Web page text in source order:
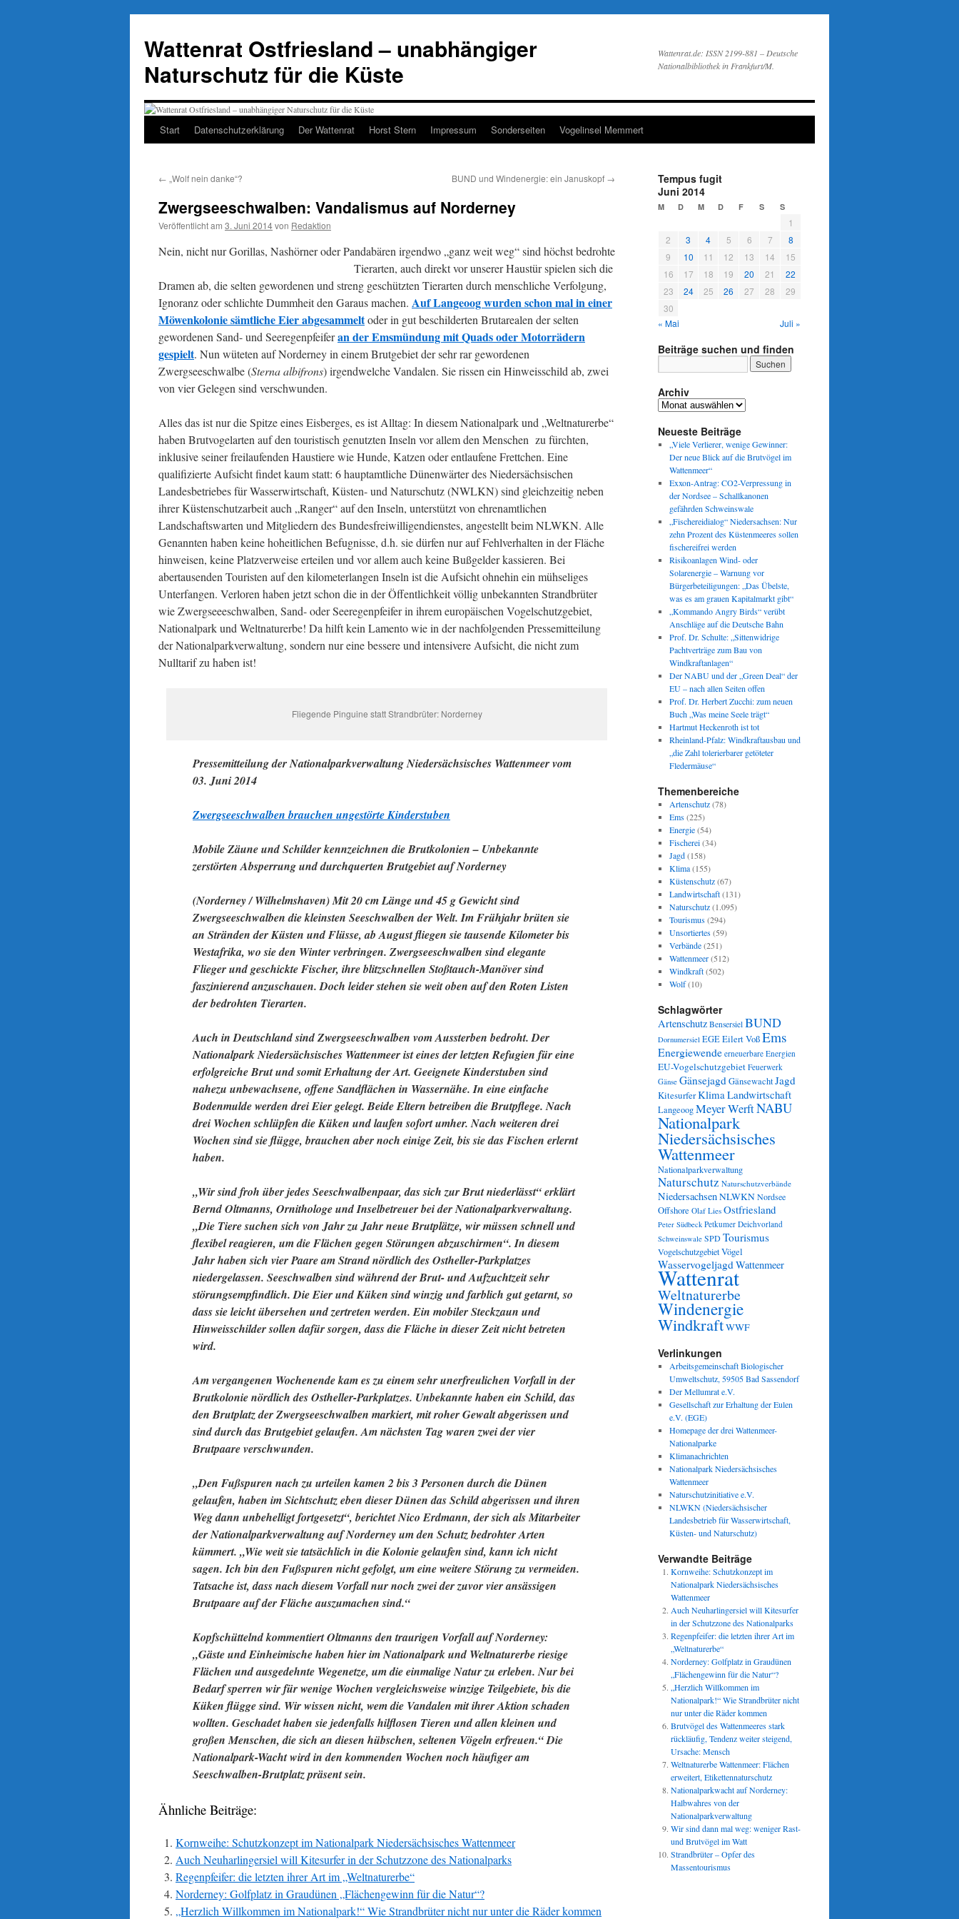
springen
Wattenrat Ostfriesland – unabhängiger
Naturschutz für die Küste
Wattenrat.de: ISSN 2199-881 – Deutsche
Nationalbibliothek in Frankfurt/M.
Start Datenschutzerklärung Der Wattenrat Horst Stern Impressum Sonderseiten Vogelinsel Memmert
← „Wolf nein danke“? BUND und Windenergie: ein Januskopf →
Zwergseeschwalben: Vandalismus auf Norderney
Veröffentlicht am 3. Juni 2014von Redaktion
Nein, nicht nur Gorillas, Nashörner oder Pandabären irgendwo „ganz weit weg“ sind höchst bedrohte
Tierarten, auch direkt vor unserer Haustür spielen sich die
Dramen ab, die selten gewordenen und streng geschützten Tierarten durch menschliche Verfolgung,
Ignoranz oder schlichte Dummheit den Garaus machen. Auf Langeoog wurden schon mal in einer
Möwenkolonie sämtliche Eier abgesammeltoder in gut beschilderten Brutarealen der selten
gewordenen Sand- und Seeregenpfeiferan der Emsmündung mit Quads oder Motorrädern
gespielt. Nun wüteten auf Norderney in einem Brutgebiet der sehr rar gewordenen
Zwergseeschwalbe (Sterna albifrons) irgendwelche Vandalen. Sie rissen ein Hinweisschild ab, zwei
von vier Gelegen sind verschwunden.
Alles das ist nur die Spitze eines Eisberges, es ist Alltag: In diesem Nationalpark und „Weltnaturerbe“
haben Brutvogelarten auf den touristisch genutzten Inseln vor allem den Menschen zu fürchten,
inklusive seiner freilaufenden Haustiere wie Hunde, Katzen oder entlaufene Frettchen. Eine
qualifizierte Aufsicht findet kaum statt: 6 hauptamtliche Dünenwärter des Niedersächsischen
Landesbetriebes für Wasserwirtschaft, Küsten- und Naturschutz (NWLKN) sind gleichzeitig neben
ihrer Küstenschutzarbeit auch „Ranger“ auf den Inseln, unterstützt von ehrenamtlichen
Landschaftswarten und Mitgliedern des Bundesfreiwilligendienstes, angestellt beim NLWKN. Alle
Genannten haben keine hoheitlichen Befugnisse, d.h. sie dürfen nur auf Fehlverhalten in der Fläche
hinweisen, keine Platzverweise erteilen und vor allem auch keine Bußgelder kassieren. Bei
abertausenden Touristen auf den kilometerlangen Inseln ist die Aufsicht ohnehin ein mühseliges
Unterfangen. Verloren haben jetzt schon die in der Öffentlichkeit völlig unbekannten Strandbrüter
wie Zwergseeeschwalben, Sand- oder Seeregenpfeifer in ihrem europäischen Vogelschutzgebiet,
Nationalpark und Weltnaturerbe! Da hilft kein Lamento wie in der nachfolgenden Pressemitteilung
der Nationalparkverwaltung, sondern nur eine bessere und intensivere Aufsicht, die nicht zum
Nulltarif zu haben ist!
Fliegende Pinguine statt Strandbrüter: Norderney
Pressemitteilung der Nationalparkverwaltung Niedersächsisches Wattenmeer vom
03. Juni 2014
Zwergseeschwalben brauchen ungestörte Kinderstuben
Mobile Zäune und Schilder kennzeichnen die Brutkolonien – Unbekannte
zerstörten Absperrung und durchquerten Brutgebiet auf Norderney
(Norderney / Wilhelmshaven) Mit 20 cm Länge und 45 g Gewicht sind
Zwergseeschwalben die kleinsten Seeschwalben der Welt. Im Frühjahr brüten sie
an Stränden der Küsten und Flüsse, ab August fliegen sie tausende Kilometer bis
Westafrika, wo sie den Winter verbringen. Zwergseeschwalben sind elegante
Flieger und geschickte Fischer, ihre blitzschnellen Stoßtauch-Manöver sind
faszinierend anzuschauen. Doch leider stehen sie weit oben auf den Roten Listen
der bedrohten Tierarten.
Auch in Deutschland sind Zwergseeschwalben vom Aussterben bedroht. Der
Nationalpark Niedersächsisches Wattenmeer ist eines der letzten Refugien für eine
erfolgreiche Brut und somit Erhaltung der Art. Geeignete Kinderstuben sind
nahezu unbewachsene, offene Sandflächen in Wassernähe. In eine einfache
Bodenmulde werden drei Eier gelegt. Beide Eltern betreiben die Brutpflege. Nach
drei Wochen schlüpfen die Küken und laufen sofort umher. Nach weiteren drei
Wochen sind sie flügge, brauchen aber noch einige Zeit, bis sie das Fischen erlernt
haben.
„Wir sind froh über jedes Seeschwalbenpaar, das sich zur Brut niederlässt“ erklärt
Bernd Oltmanns, Ornithologe und Inselbetreuer bei der Nationalparkverwaltung.
„Die Tiere suchen sich von Jahr zu Jahr neue Brutplätze, wir müssen schnell und
flexibel reagieren, um die Flächen gegen Störungen abzuschirmen“. In diesem
Jahr haben sich vier Paare am Strand nördlich des Ostheller-Parkplatzes
niedergelassen. Seeschwalben sind während der Brut- und Aufzuchtzeit sehr
störungsempfindlich. Die Eier und Küken sind winzig und farblich gut getarnt, so
dass sie leicht übersehen und zertreten werden. Ein mobiler Steckzaun und
Hinweisschilder sollen dafür sorgen, dass die Fläche in dieser Zeit nicht betreten
wird.
Am vergangenen Wochenende kam es zu einem sehr unerfreulichen Vorfall in der
Brutkolonie nördlich des Ostheller-Parkplatzes. Unbekannte haben ein Schild, das
den Brutplatz der Zwergseeschwalben markiert, mit roher Gewalt abgerissen und
sind durch das Brutgebiet gelaufen. Am nächsten Tag waren zwei der vier
Brutpaare verschwunden.
„Den Fußspuren nach zu urteilen kamen 2 bis 3 Personen durch die Dünen
gelaufen, haben im Sichtschutz eben dieser Dünen das Schild abgerissen und ihren
Weg dann unbehelligt fortgesetzt“, berichtet Nico Erdmann, der sich als Mitarbeiter
der Nationalparkverwaltung auf Norderney um den Schutz bedrohter Arten
kümmert. „Wie weit sie tatsächlich in die Kolonie gelaufen sind, kann ich nicht
sagen. Ich bin den Fußspuren nicht gefolgt, um eine weitere Störung zu vermeiden.
Tatsache ist, dass nach diesem Vorfall nur noch zwei der zuvor vier ansässigen
Brutpaare auf der Fläche auszumachen sind.“
Kopfschüttelnd kommentiert Oltmanns den traurigen Vorfall auf Norderney:
„Gäste und Einheimische haben hier im Nationalpark und Weltnaturerbe riesige
Flächen und ausgedehnte Wegenetze, um die einmalige Natur zu erleben. Nur bei
Bedarf sperren wir für wenige Wochen vergleichsweise winzige Teilgebiete, bis die
Küken flügge sind. Wir wissen nicht, wem die Vandalen mit ihrer Aktion schaden
wollten. Geschadet haben sie jedenfalls hilflosen Tieren und allen kleinen und
großen Menschen, die sich an diesen hübschen, seltenen Vögeln erfreuen.“ Die
Nationalpark-Wacht wird in den kommenden Wochen noch häufiger am
Seeschwalben-Brutplatz präsent sein.
Ähnliche Beiträge:
Kornweihe: Schutzkonzept im Nationalpark Niedersächsisches Wattenmeer
Auch Neuharlingersiel will Kitesurfer in der Schutzzone des Nationalparks
Regenpfeifer: die letzten ihrer Art im „Weltnaturerbe“
Norderney: Golfplatz in Graudünen „Flächengewinn für die Natur“?
„Herzlich Willkommen im Nationalpark!“ Wie Strandbrüter nicht nur unter die Räder kommen
Tempus fugit
Juni 2014
M D M D F S S
1
2
3 4 5 6 7
8
9
10 11 12 13 14
15
16
17 18 19 20 21
22
23
24 25 26 27 28
29
30
« Mai
Juli »
Beiträge suchen und finden
Archiv
Archiv
Neueste Beiträge
„Viele Verlierer, wenige Gewinner:
Der neue Blick auf die Brutvögel im
Wattenmeer“
Exxon-Antrag: CO2-Verpressung in
der Nordsee – Schallkanonen
gefährden Schweinswale
„Fischereidialog“ Niedersachsen: Nur
zehn Prozent des Küstenmeeres sollen
fischereifrei werden
Risikoanlagen Wind- oder
Solarenergie – Warnung vor
Bürgerbeteiligungen: „Das Übelste,
was es am grauen Kapitalmarkt gibt“
„Kommando Angry Birds“ verübt
Anschläge auf die Deutsche Bahn
Prof. Dr. Schulte: „Sittenwidrige
Pachtverträge zum Bau von
Windkraftanlagen“
Der NABU und der „Green Deal“ der
EU – nach allen Seiten offen
Prof. Dr. Herbert Zucchi: zum neuen
Buch „Was meine Seele trägt“
Hartmut Heckenroth ist tot
Rheinland-Pfalz: Windkraftausbau und
„die Zahl tolerierbarer getöteter
Fledermäuse“
Themenbereiche
Artenschutz(78)
Ems(225)
Energie(54)
Fischerei(34)
Jagd(158)
Klima(155)
Küstenschutz(67)
Landwirtschaft(131)
Naturschutz(1.095)
Tourismus(294)
Unsortiertes(59)
Verbände(251)
Wattenmeer(512)
Windkraft(502)
Wolf(10)
Schlagwörter
Artenschutz Bensersiel BUND
Dornumersiel EGEEilert VoßEms
Energiewende erneuerbare Energien
EU-Vogelschutzgebiet Feuerwerk
Gänse GänsejagdGänsewachtJagd
KitesurferKlimaLandwirtschaft
LangeoogMeyer WerftNABU
Nationalpark
Niedersächsisches
Wattenmeer
Nationalparkverwaltung
Naturschutz Naturschutzverbände
NiedersachsenNLWKNNordsee
Offshore Olaf Lies Ostfriesland
Peter Südbeck Petkumer Deichvorland
Schweinswale SPDTourismus
VogelschutzgebietVögel
WasservogeljagdWattenmeer
Wattenrat
Weltnaturerbe
Windenergie
WindkraftWWF
Verlinkungen
Arbeitsgemeinschaft Biologischer
Umweltschutz, 59505 Bad Sassendorf
Der Mellumrat e.V.
Gesellschaft zur Erhaltung der Eulen
e.V. (EGE)
Homepage der drei Wattenmeer-
Nationalparke
Klimanachrichten
Nationalpark Niedersächsisches
Wattenmeer
Naturschutzinitiative e.V.
NLWKN (Niedersächsischer
Landesbetrieb für Wasserwirtschaft,
Küsten- und Naturschutz)
Verwandte Beiträge
Kornweihe: Schutzkonzept im
Nationalpark Niedersächsisches
Wattenmeer
Auch Neuharlingersiel will Kitesurfer
in der Schutzzone des Nationalparks
Regenpfeifer: die letzten ihrer Art im
„Weltnaturerbe“
Norderney: Golfplatz in Graudünen
„Flächengewinn für die Natur“?
„Herzlich Willkommen im
Nationalpark!“ Wie Strandbrüter nicht
nur unter die Räder kommen
Brutvögel des Wattenmeeres stark
rückläufig, Tendenz weiter steigend,
Ursache: Mensch
Weltnaturerbe Wattenmeer: Flächen
erweitert, Etikettennaturschutz
Nationalparkwacht auf Norderney:
Halbwahres von der
Nationalparkverwaltung
Wir sind dann mal weg: weniger Rast-
und Brutvögel im Watt
Strandbrüter – Opfer des
Massentourismus